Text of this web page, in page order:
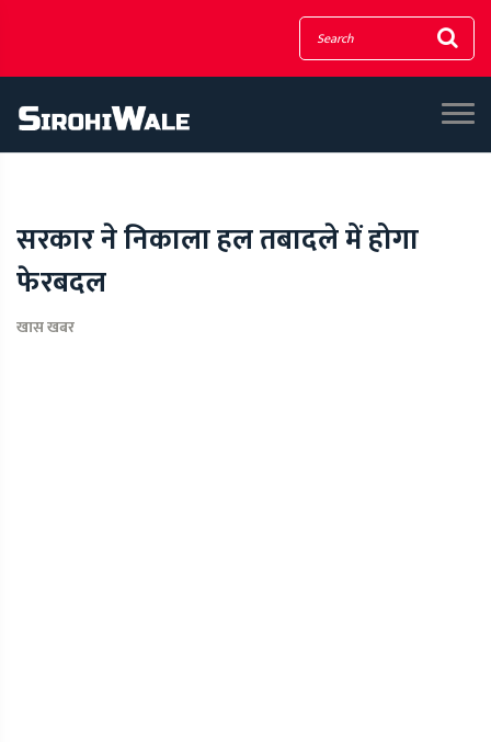
सरकार ने निकाला हल तबादले में होगा
फेरबदल
खास खबर